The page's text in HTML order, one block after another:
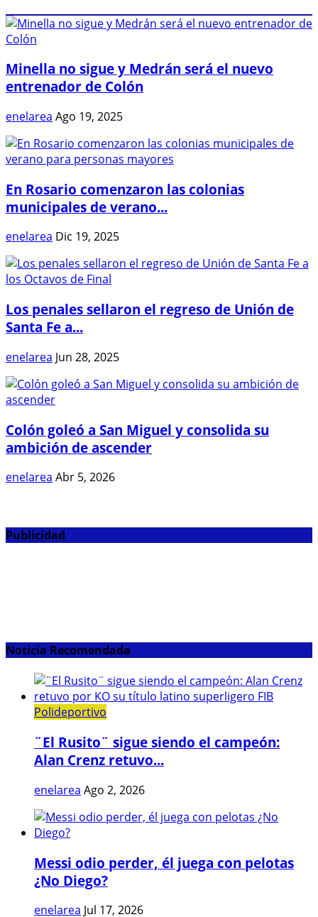
Minella no sigue y Medrán será el nuevo
entrenador de Colón
enelarea Ago 19, 2025
En Rosario comenzaron las colonias
municipales de verano...
enelarea Dic 19, 2025
Los penales sellaron el regreso de Unión de
Santa Fe a...
enelarea Jun 28, 2025
Colón goleó a San Miguel y consolida su
ambición de ascender
enelarea Abr 5, 2026
Publicidad
Noticia Recomendada
Polideportivo
¨El Rusito¨ sigue siendo el campeón:
Alan Crenz retuvo...
enelarea Ago 2, 2026
Messi odio perder, él juega con pelotas
¿No Diego?
enelarea Jul 17, 2026